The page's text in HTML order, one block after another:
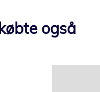
også